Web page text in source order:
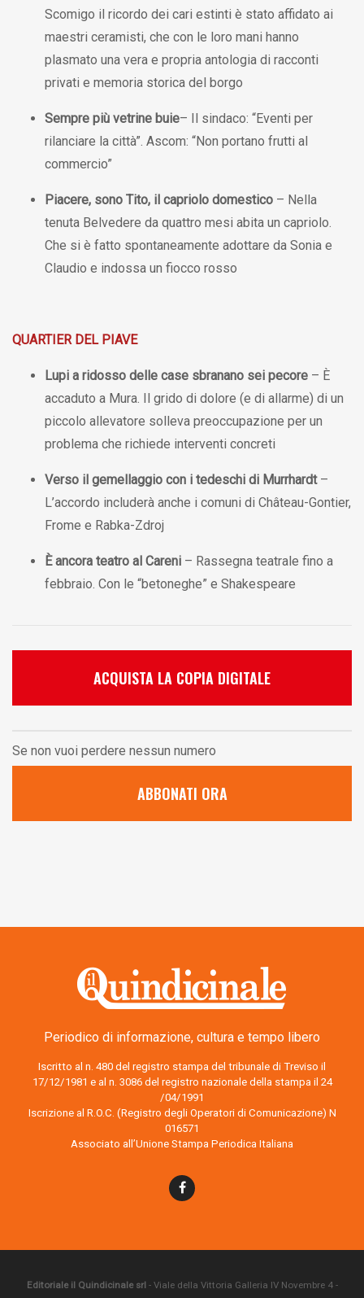
Scomigo il ricordo dei cari estinti è stato affidato ai
maestri ceramisti, che con le loro mani hanno
plasmato una vera e propria antologia di racconti
privati e memoria storica del borgo
Sempre più vetrine buie– Il sindaco: “Eventi per
rilanciare la città”. Ascom: “Non portano frutti al
commercio”
Piacere, sono Tito, il capriolo domestico – Nella
tenuta Belvedere da quattro mesi abita un capriolo.
Che si è fatto spontaneamente adottare da Sonia e
Claudio e indossa un fiocco rosso
QUARTIER DEL PIAVE
Lupi a ridosso delle case sbranano sei pecore – È
accaduto a Mura. Il grido di dolore (e di allarme) di un
piccolo allevatore solleva preoccupazione per un
problema che richiede interventi concreti
Verso il gemellaggio con i tedeschi di Murrhardt–
L’accordo includerà anche i comuni di Château-Gontier,
Frome e Rabka-Zdroj
È ancora teatro al Careni – Rassegna teatrale fino a
febbraio. Con le “betoneghe” e Shakespeare
ACQUISTA LA COPIA DIGITALE
Se non vuoi perdere nessun numero
ABBONATI ORA
Periodico di informazione, cultura e tempo libero
Iscritto al n. 480 del registro stampa del tribunale di Treviso il
17/12/1981 e al n. 3086 del registro nazionale della stampa il 24
/04/1991
Iscrizione al R.O.C. (Registro degli Operatori di Comunicazione) N
016571
Associato all’Unione Stampa Periodica Italiana
Editoriale il Quindicinale srl - Viale della Vittoria Galleria IV Novembre 4 -